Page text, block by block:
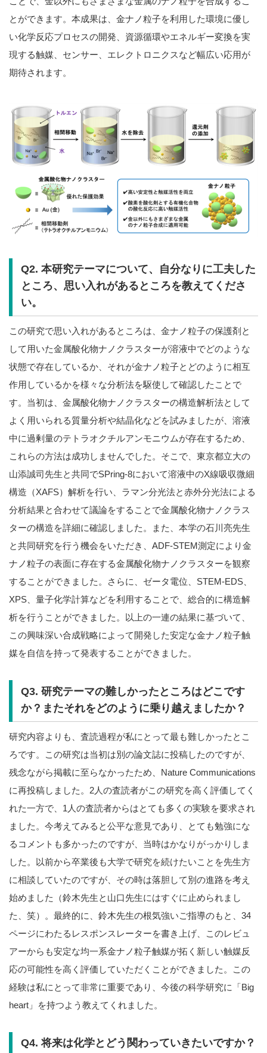
とができます。本成果は、金ナノ粒子を利用した環境に優し
い化学反応プロセスの開発、資源循環やエネルギー変換を実
現する触媒、センサー、エレクトロニクスなど幅広い応用が
期待されます。
Q2. 本研究テーマについて、自分なりに工夫した
ところ、思い入れがあるところを教えてくださ
い。
この研究で思い入れがあるところは、金ナノ粒子の保護剤と
して用いた金属酸化物ナノクラスターが溶液中でどのような
状態で存在しているか、それが金ナノ粒子とどのように相互
作用しているかを様々な分析法を駆使して確認したことで
す。当初は、金属酸化物ナノクラスターの構造解析法として
よく用いられる質量分析や結晶化などを試みましたが、溶液
中に過剰量のテトラオクチルアンモニウムが存在するため、
これらの方法は成功しませんでした。そこで、東京都立大の
山添誠司先生と共同でSPring-8において溶液中のX線吸収微細
構造（XAFS）解析を行い、ラマン分光法と赤外分光法による
分析結果と合わせて議論をすることで金属酸化物ナノクラス
ターの構造を詳細に確認しました。また、本学の石川亮先生
と共同研究を行う機会をいただき、ADF-STEM測定により金
ナノ粒子の表面に存在する金属酸化物ナノクラスターを観察
することができました。さらに、ゼータ電位、STEM-EDS、
XPS、量子化学計算などを利用することで、総合的に構造解
析を行うことができました。以上の一連の結果に基づいて、
この興味深い合成戦略によって開発した安定な金ナノ粒子触
媒を自信を持って発表することができました。
Q3. 研究テーマの難しかったところはどこです
か？またそれをどのように乗り越えましたか？
研究内容よりも、査読過程が私にとって最も難しかったとこ
ろです。この研究は当初は別の論文誌に投稿したのですが、
残念ながら掲載に至らなかったため、Nature Communications
に再投稿しました。2人の査読者がこの研究を高く評価してく
れた一方で、1人の査読者からはとても多くの実験を要求され
ました。今考えてみると公平な意見であり、とても勉強にな
るコメントも多かったのですが、当時はかなりがっかりしま
した。以前から卒業後も大学で研究を続けたいことを先生方
に相談していたのですが、その時は落胆して別の進路を考え
始めました（鈴木先生と山口先生にはすぐに止められまし
た、笑）。最終的に、鈴木先生の根気強いご指導のもと、34
ページにわたるレスポンスレーターを書き上げ、このレビュ
アーからも安定な均一系金ナノ粒子触媒が拓く新しい触媒反
応の可能性を高く評価していただくことができました。この
経験は私にとって非常に重要であり、今後の科学研究に「Big
heart」を持つよう教えてくれました。
Q4. 将来は化学とどう関わっていきたいですか？